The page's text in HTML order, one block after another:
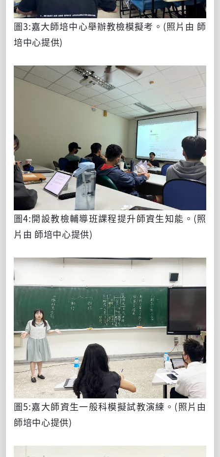
圖3:嘉大師培中心舉辦教檢模擬考。 (照片由 師
培中心提供)
圖4:開設教檢輔導班課程提升師資生知能。 (照
片由 師培中心提供)
圖5:嘉大師資生一般科模擬試教演練。 (照片由
師培中心提供)